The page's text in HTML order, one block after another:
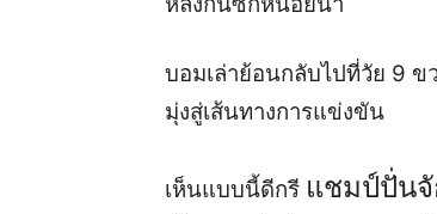
บอมเล่าย้อนกลับไปที่วัย 9 ข
มุ่งสู่เส้นทางการแข่งขัน
เห็นแบบนี้ดีกรี แชมป์ปั่นจั